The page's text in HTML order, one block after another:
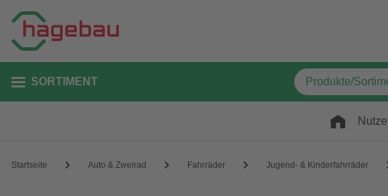
SORTIMENT
Startseite Auto & Zweirad Fahrräder Jugend- & Kinderfahrräder